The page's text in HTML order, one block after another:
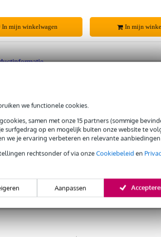
we functionele cookies.
samen met onze 15 partners (sommige
surfgedrag op en mogelijk buiten onze website te
we je ervaring verbeteren en relevante aanbiedingen
rechtsonder of via onzeCookiebeleid en
Aanpassen
In mijn winkelwagen In mijn
Gratis CO2-neutrale verzending